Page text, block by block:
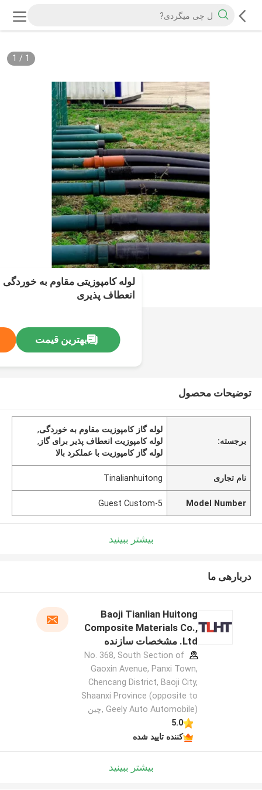
1
/
1
لوله کامپوزیتی مقاوم به خوردگی
انعطاف پذیری
بهترین قیمت
توضیحات محصول
برجسته:
لوله گاز کامپوزیت مقاوم به خوردگی,
لوله کامپوزیت انعطاف پذیر برای گاز ,
لوله گاز کامپوزیت با عملکرد بالا
نام تجاری Tinalianhuitong
Model Number
Guest Custom-5
بیشتر ببینید
دربارهی ما
Baoji Tianlian Huitong
Composite Materials Co.,
Ltd. مشخصات سازنده
No. 368, South Section of
Gaoxin Avenue, Panxi Town,
Chencang District, Baoji City,
Shaanxi Province (opposite to
Geely Auto Automobile) ,چین
5.0
کننده تایید شده
بیشتر ببینید